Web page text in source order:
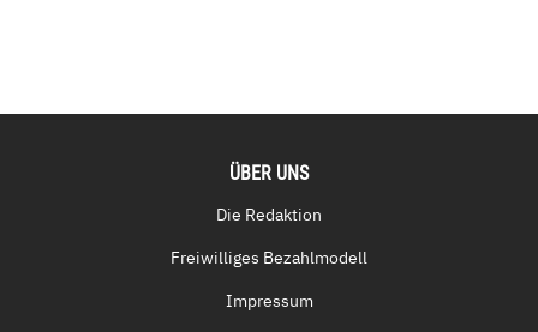
ÜBER UNS
Die Redaktion
Freiwilliges Bezahlmodell
Impressum